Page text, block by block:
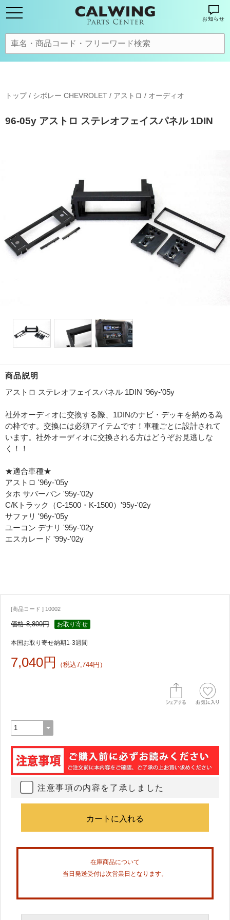
お知らせ
トップ/ シボレー CHEVROLET / アストロ / オーディオ
96-05y アストロ ステレオフェイスパネル 1DIN
商品説明
アストロ ステレオフェイスパネル 1DIN '96y-'05y
社外オーディオに交換する際、1DINのナビ・デッキを納める為
の枠です。交換には必須アイテムです！車種ごとに設計されて
います。社外オーディオに交換される方はどうぞお見逃しな
く！！
★適合車種★
アストロ '96y-'05y
タホ サバーバン '95y-'02y
C/Kトラック（C-1500・K-1500）'95y-'02y
サファリ '96y-'05y
ユーコン デナリ '95y-'02y
エスカレード '99y-'02y
[商品コード ] 10002
価格 8,800円 お取り寄せ
本国お取り寄せ納期1-3週間
7,040円 （税込7,744円）
注意事項の内容を了承しました
在庫商品について
当日発送受付は次営業日となります。